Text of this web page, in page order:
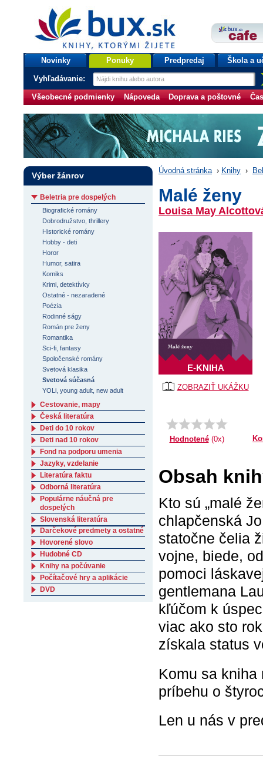
bux.sk
knihy, ktorými žijete
Úvodná stránka
Novinky Ponuky Predpredaj Škola a
Vyhľadávanie:
Všeobecné podmienky Nápoveda Doprava a poštovné
Úvodná stránka › Knihy ›
Malé ženy
Louisa May
ZOBRAZIŤ UKÁŽKU
E-KNIHA
Hodnotené(0x)
Obsah
Kto sú „malé
chlapčenská
statočne čelia
vojne, biede,
pomoci
gentlemana
kľúčom k
viac ako sto
získala status
Komu sa
príbehu o
Len u nás v
Výber žánrov
Beletria pre dospelých
Biografické romány
Dobrodružstvo, thrillery
Historické romány
Hobby - deti
Horor
Humor, satira
Komiks
Krimi, detektívky
Ostatné - nezaradené
Poézia
Rodinné ságy
Román pre ženy
Romantika
Sci-fi, fantasy
Spoločenské romány
Svetová klasika
Svetová súčasná
YOLi, young adult, new adult
Cestovanie, mapy
Česká literatúra
Deti do 10 rokov
Deti nad 10 rokov
Fond na podporu umenia
Jazyky, vzdelanie
Literatúra faktu
Odborná literatúra
Populárne náučná pre
dospelých
Slovenská literatúra
Darčekové predmety a ostatné
Hovorené slovo
Hudobné CD
Knihy na počúvanie
Počítačové hry a aplikácie
DVD